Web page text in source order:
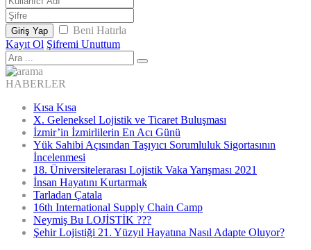
Giriş Yap
Beni Hatırla
Kayıt Ol Şifremi Unuttum
HABERLER
Kısa Kısa
X. Geleneksel Lojistik ve Ticaret Buluşması
İzmir’in İzmirlilerin En Acı Günü
Yük Sahibi Açısından Taşıyıcı Sorumluluk Sigortasının
İncelenmesi
18. Üniversitelerarası Lojistik Vaka Yarışması 2021
İnsan Hayatını Kurtarmak
Tarladan Çatala
16th International Supply Chain Camp
Neymiş Bu LOJİSTİK ???
Şehir Lojistiği 21. Yüzyıl Hayatına Nasıl Adapte Oluyor?